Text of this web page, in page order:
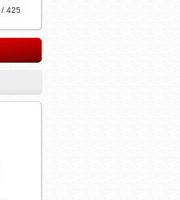
/ 425